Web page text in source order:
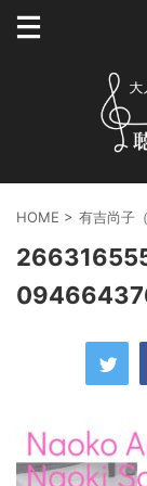
HOME > 有吉尚子